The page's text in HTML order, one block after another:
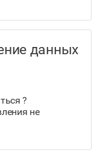
данных
?
не